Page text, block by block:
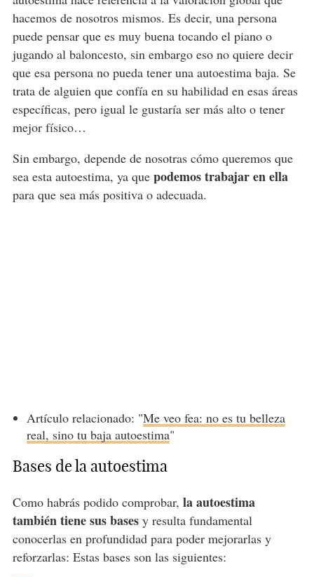
hacemos de nosotros mismos. Es decir, una persona
puede pensar que es muy buena tocando el piano o
jugando al baloncesto, sin embargo eso no quiere decir
que esa persona no pueda tener una autoestima baja. Se
trata de alguien que confía en su habilidad en esas áreas
específicas, pero igual le gustaría ser más alto o tener
mejor físico…
Sin embargo, depende de nosotras cómo queremos que
sea esta autoestima, ya que podemos trabajar en ella
para que sea más positiva o adecuada.
Artículo relacionado: "Me veo fea: no es tu belleza
real, sino tu baja autoestima"
Bases de la autoestima
Como habrás podido comprobar, la autoestima
también tiene sus basesy resulta fundamental
conocerlas en profundidad para poder mejorarlas y
reforzarlas: Estas bases son las siguientes: